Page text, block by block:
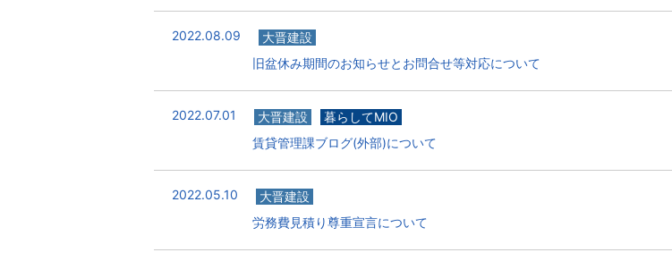
2022.08.09
大晋建設
旧盆休み期間のお知らせとお問合せ等対応について
2022.07.01 大晋建設
暮らしてMIO
賃貸管理課ブログ(外部)について
2022.05.10
大晋建設
労務費見積り尊重宣言について